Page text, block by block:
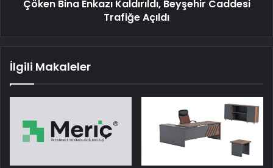
Çöken Bina Enkazı Kaldırıldı, Beyşehir Caddesi
Trafiğe Açıldı
İlgili Makaleler